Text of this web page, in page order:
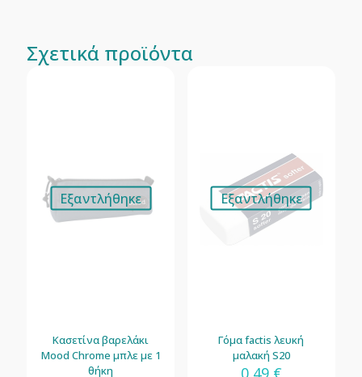
Σχετικά προϊόντα
Εξαντλήθηκε
Κασετίνα βαρελάκι
Mood Chrome μπλε με 1
θήκη
Εξαντλήθηκε
Γόμα factis λευκή
μαλακή S20
0,49 €